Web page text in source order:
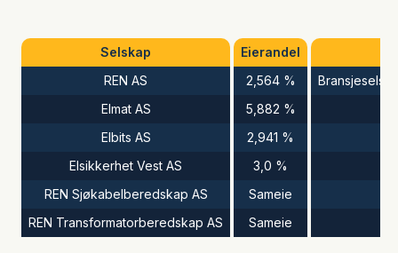
Selskap
Eierandel
REN AS
2,564 %
Elmat AS
5,882 %
Elbits AS
2,941 %
Elsikkerhet Vest AS
3,0 %
REN Sjøkabelberedskap AS
Sameie
REN Transformatorberedskap AS
Sameie